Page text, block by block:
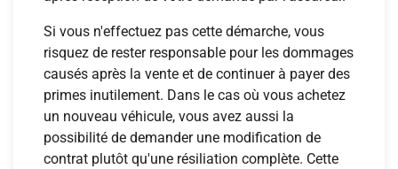
Si vous n'effectuez pas cette démarche, vous
risquez de rester responsable pour les dommages
causés après la vente et de continuer à payer des
primes inutilement. Dans le cas où vous achetez
un nouveau véhicule, vous avez aussi la
possibilité de demander une modification de
contrat plutôt qu'une résiliation complète. Cette